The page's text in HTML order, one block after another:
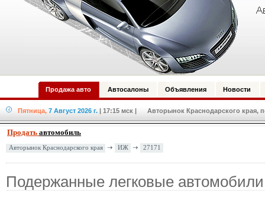
Продажа авто Автосалоны Объявления Новости
Пятница, 7 Август 2026 г. | 17:15 мск | Авторынок Краснодарского края,
Продать автомобиль
Авторынок Краснодарского края ИЖ 27171
Подержанные легковые